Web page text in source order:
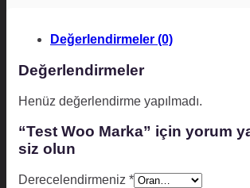
Değerlendirmeler (0)
Değerlendirmeler
Henüz değerlendirme yapılmadı.
“Test Woo Marka” için yorum
siz olun
Derecelendirmeniz *